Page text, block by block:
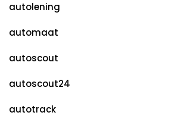
autolening
automaat
autoscout
autoscout24
autotrack